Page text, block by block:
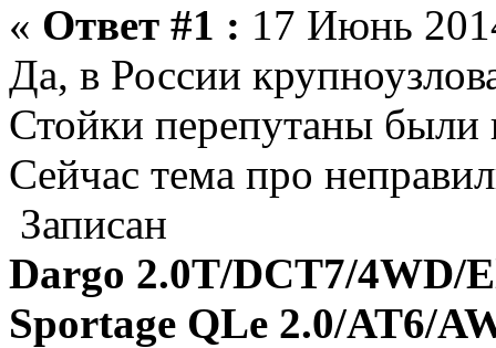
« Ответ #1 : 17 Июнь
Да, в России
Стойки перепутаны были
Сейчас тема про
Записан
Dargo 2.0T/DCT7/4WD/
Sportage QLe 2.0/AT6/